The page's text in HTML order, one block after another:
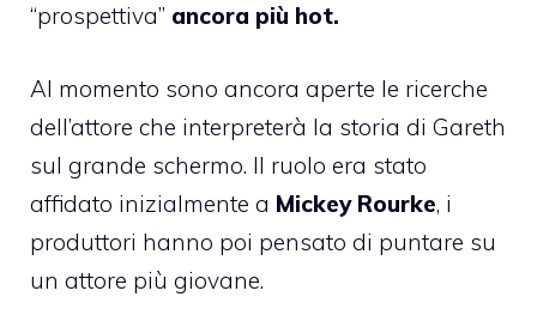
“prospettiva” ancora più hot.
Al momento sono ancora aperte le ricerche
dell’attore che interpreterà la storia di Gareth
sul grande schermo. Il ruolo era stato
affidato inizialmente a Mickey Rourke, i
produttori hanno poi pensato di puntare su
un attore più giovane.